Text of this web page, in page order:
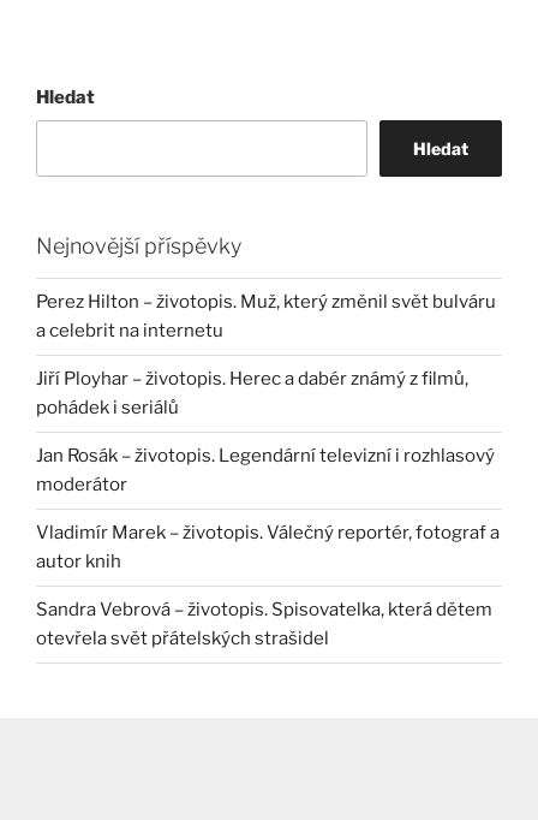
Hledat
Hledat
Nejnovější příspěvky
Perez Hilton – životopis. Muž, který změnil svět bulváru
a celebrit na internetu
Jiří Ployhar – životopis. Herec a dabér známý z filmů,
pohádek i seriálů
Jan Rosák – životopis. Legendární televizní i rozhlasový
moderátor
Vladimír Marek – životopis. Válečný reportér, fotograf a
autor knih
Sandra Vebrová – životopis. Spisovatelka, která dětem
otevřela svět přátelských strašidel